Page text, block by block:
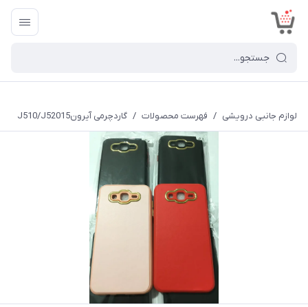
لوازم جانبی درویشی / فهرست محصولات / گاردچرمی آیرونJ510/J52015